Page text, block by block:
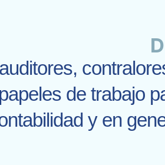
de trabajo
y en